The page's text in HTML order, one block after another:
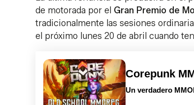
de motorada por el Gran Premio de
tradicionalmente las sesiones
el próximo lunes 20 de abril cuando
Corepunk
Un verdadero